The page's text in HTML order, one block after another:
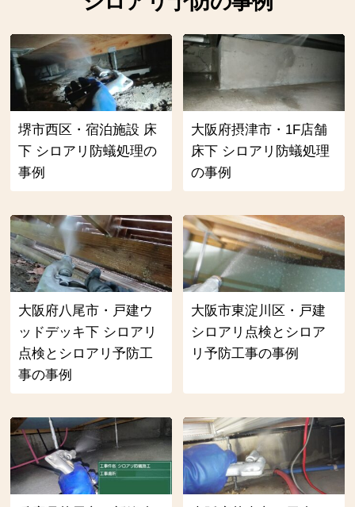
堺市西区・宿泊施設 床
下 シロアリ防蟻処理の
事例
大阪府摂津市・1F店舗
床下 シロアリ防蟻処理
の事例
大阪府八尾市・戸建ウ
ッドデッキ下 シロアリ
点検とシロアリ予防工
事の事例
大阪市東淀川区・戸建
シロアリ点検とシロア
リ予防工事の事例